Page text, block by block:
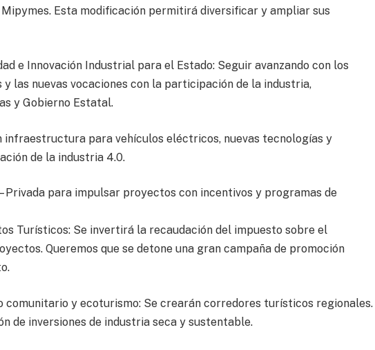
Esta modificación permitirá diversificar y ampliar sus
e Innovación Industrial para el Estado: Seguir avanzando con los
las nuevas vocaciones con la participación de la industria,
y Gobierno Estatal.
infraestructura para vehículos eléctricos, nuevas tecnologías y
de la industria 4.0.
Privada para impulsar proyectos con incentivos y programas de
Turísticos: Se invertirá la recaudación del impuesto sobre el
Queremos que se detone una gran campaña de promoción
comunitario y ecoturismo: Se crearán corredores turísticos regionales.
de inversiones de industria seca y sustentable.